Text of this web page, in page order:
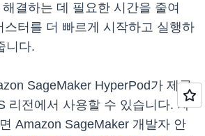
결하는 데 필요한 시간을 줄여
스터를 더 빠르게 시작하고 실행하
니다.
SageMaker HyperPod가 제공
리전에서 사용할 수 있습니다. 자
Amazon SageMaker 개발자 안